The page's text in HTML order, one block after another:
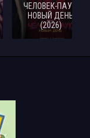
ЧЕЛОВЕК-ПАУК:
НОВЫЙ ДЕНЬ
(2026)